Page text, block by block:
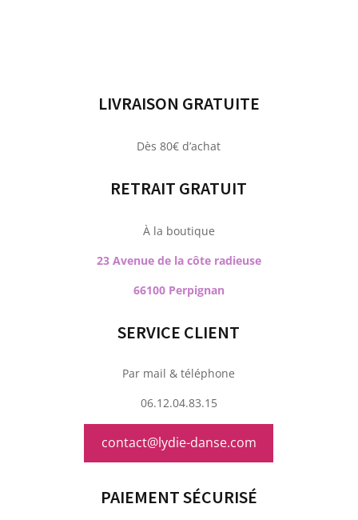
LIVRAISON GRATUITE
Dès 80€ d’achat
RETRAIT GRATUIT
À la boutique
23 Avenue de la côte radieuse
66100 Perpignan
SERVICE CLIENT
Par mail & téléphone
06.12.04.83.15
contact@lydie-danse.com
PAIEMENT SÉCURISÉ